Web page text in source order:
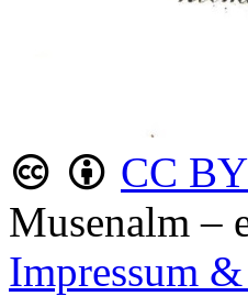
CC
Musenalm –
Impressum